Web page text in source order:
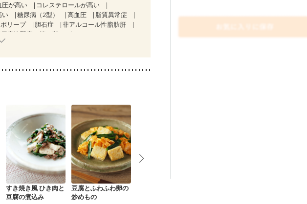
圧が高い
コレステロールが高い
い 糖尿病（2型） 高血圧
脂質異常症
リープ 胆石症
非アルコール性脂肪肝
尿病性腎症（第１期）
）
期） 妊娠高血圧(中期)
妊娠糖尿病(初期)
すき焼き風 ひき肉と
豆腐の煮込み
豆腐とふわふわ卵の
炒めもの